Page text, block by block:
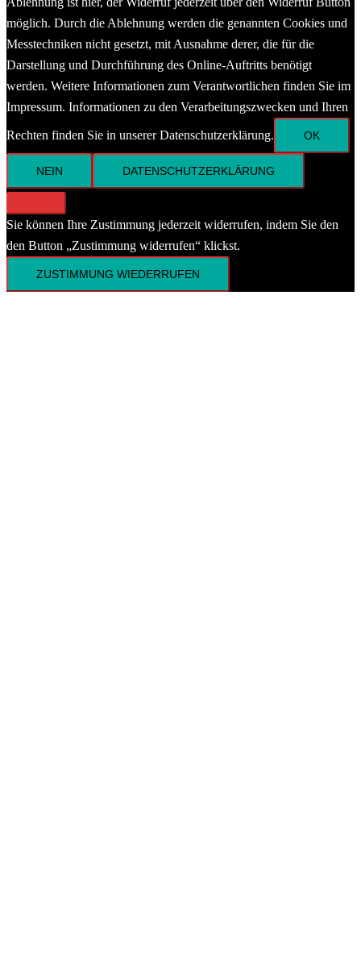
möglich. Durch die Ablehnung werden die genannten Cookies und
Messtechniken nicht gesetzt, mit Ausnahme derer, die für die
Darstellung und Durchführung des Online-Auftritts benötigt
werden. Weitere Informationen zum Verantwortlichen finden Sie im
Impressum. Informationen zu den Verarbeitungszwecken und Ihren
Rechten finden Sie in unserer Datenschutzerklärung. OK
NEIN DATENSCHUTZERKLÄRUNG
Sie können Ihre Zustimmung jederzeit widerrufen, indem Sie den
den Button „Zustimmung widerrufen“ klickst.
ZUSTIMMUNG WIEDERRUFEN